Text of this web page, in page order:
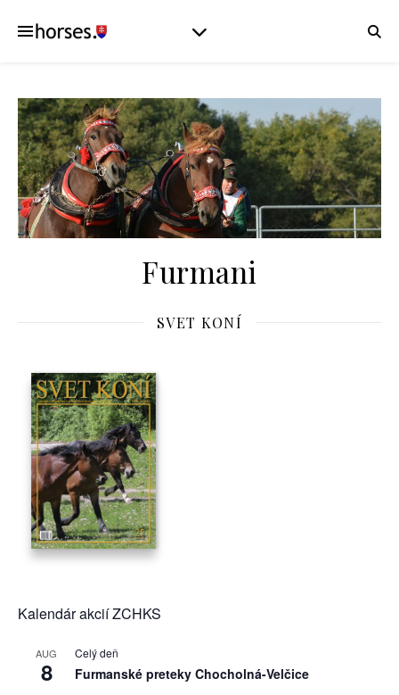
Furmani
SVET KONÍ
Kalendár akcií ZCHKS
AUG
8
Celý deň
Furmanské preteky Chocholná-Velčice